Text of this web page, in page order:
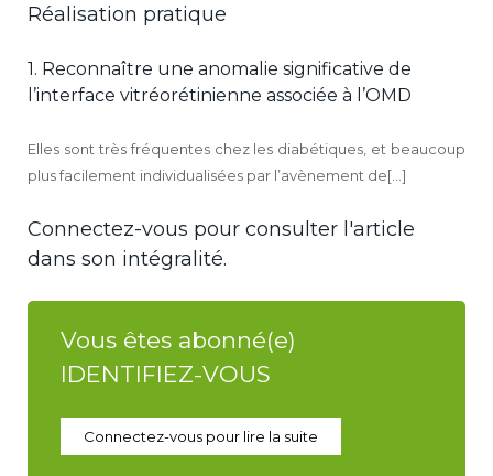
Réalisation pratique
1. Reconnaître une anomalie significative de
l’interface vitréorétinienne associée à l’OMD
Elles sont très fréquentes chez les diabétiques, et beaucoup
plus facilement individualisées par l’avènement de[...]
Connectez-vous pour consulter l'article
dans son intégralité.
Vous êtes abonné(e)
IDENTIFIEZ-VOUS
Connectez-vous pour lire la suite